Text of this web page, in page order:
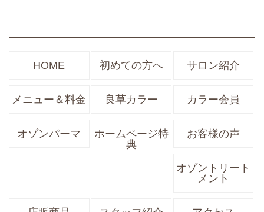
HOME 初めての方へ サロン紹介
メニュー＆料金 良草カラー カラー会員
オゾンパーマ
ホームページ特
典
お客様の声
オゾントリート
メント